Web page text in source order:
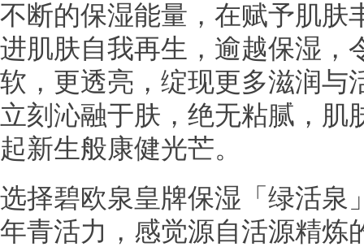
不断的保湿能量，在赋予肌肤
进肌肤自我再生，逾越保湿，
软，更透亮，绽现更多滋润与
立刻沁融于肤，绝无粘腻，肌
起新生般康健光芒。
选择碧欧泉皇牌保湿「绿活泉
年青活力，感觉源自活源精炼